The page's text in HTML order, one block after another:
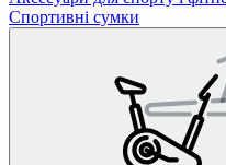
Спортивні сумки